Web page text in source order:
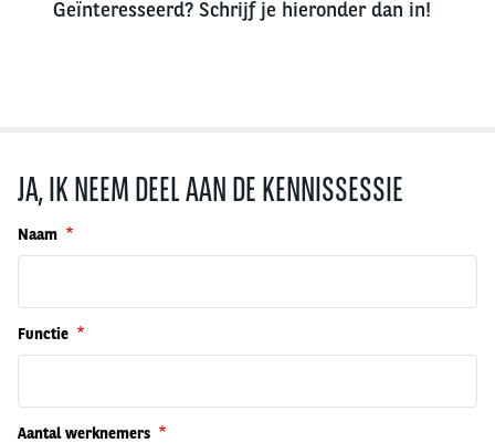
Geïnteresseerd? Schrijf je hieronder dan in!
JA, IK NEEM DEEL AAN DE KENNISSESSIE
Naam
Functie
Aantal werknemers